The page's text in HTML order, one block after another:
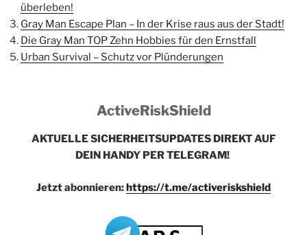
überleben!
Gray Man Escape Plan – In der Krise raus aus der Stadt!
Die Gray Man TOP Zehn Hobbies für den Ernstfall
Urban Survival – Schutz vor Plünderungen
ActiveRiskShield
AKTUELLE SICHERHEITSUPDATES DIREKT AUF
DEIN HANDY PER TELEGRAM!
Jetzt abonnieren:https://t.me/activeriskshield